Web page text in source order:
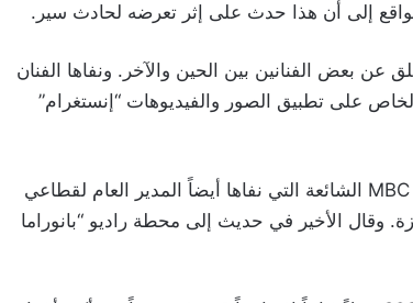
إلى أن هذا حدث على إثر تعرضه لحادث سير.
عن بعض الفنانين بين الحين والآخر. ونفاها الفنان
على تطبيق الصور والفيديوهات “إنستغرام”
كذلك دحض المكتب الفني الخاص بمجموعة قنوات MBC الشائعة التي نفاها أيضاً المدير العام لقطاعي
وقال الأخير في حديث إلى محطة راديو “بانوراما